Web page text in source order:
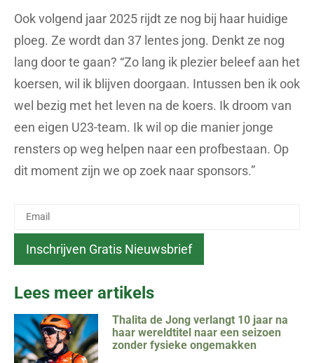
Ook volgend jaar 2025 rijdt ze nog bij haar huidige
ploeg. Ze wordt dan 37 lentes jong. Denkt ze nog
lang door te gaan? “Zo lang ik plezier beleef aan het
koersen, wil ik blijven doorgaan. Intussen ben ik ook
wel bezig met het leven na de koers. Ik droom van
een eigen U23-team. Ik wil op die manier jonge
rensters op weg helpen naar een profbestaan. Op
dit moment zijn we op zoek naar sponsors.”
Lees meer artikels
Thalita de Jong verlangt 10 jaar na
haar wereldtitel naar een seizoen
zonder fysieke ongemakken